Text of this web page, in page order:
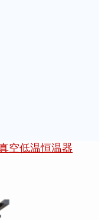
空低温恒温器